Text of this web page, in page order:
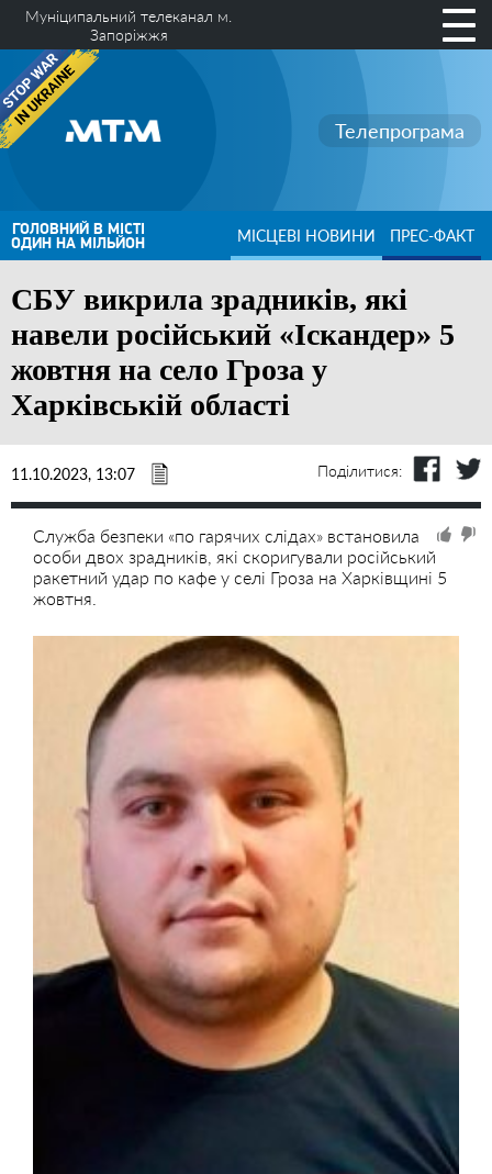
Муніципальний телеканал м.
Запоріжжя
Телепрограма
ГОЛОВНИЙ В МІСТІ
ОДИН НА МІЛЬЙОН МІСЦЕВІ НОВИНИ ПРЕС-ФАКТ
СБУ викрила зрадників, які
навели російський «Іскандер» 5
жовтня на село Гроза у
Харківській області
11.10.2023, 13:07 Поділитися:
Служба безпеки «по гарячих слідах» встановила
особи двох зрадників, які скоригували російський
ракетний удар по кафе у селі Гроза на Харківщині 5
жовтня.